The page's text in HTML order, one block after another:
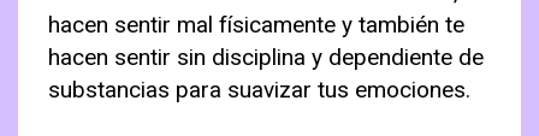
hacen sentir mal físicamente y también te
hacen sentir sin disciplina y dependiente de
substancias para suavizar tus emociones.